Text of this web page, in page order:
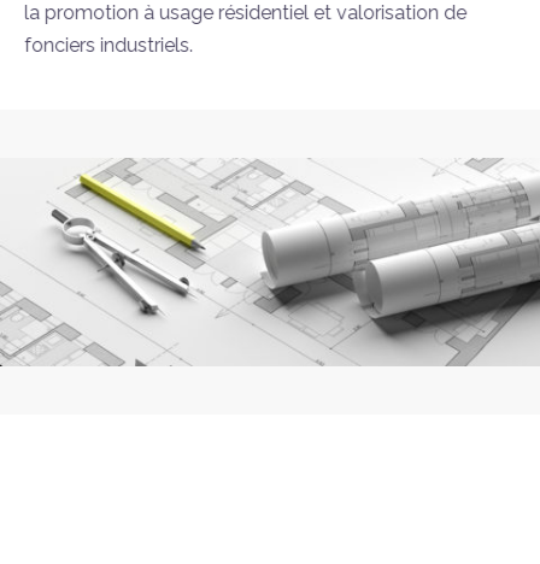
la promotion à usage résidentiel et valorisation de
fonciers industriels.